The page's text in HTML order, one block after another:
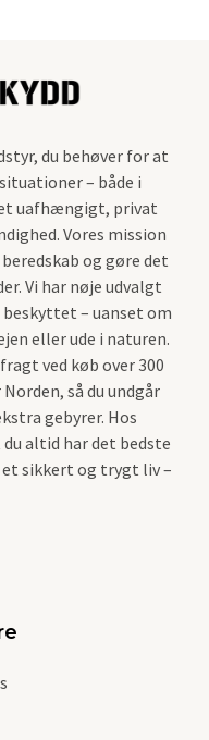
du behøver for at
– både i
et uafhængigt, privat
Vores mission
og gøre det
Vi har nøje udvalgt
– uanset om
eller ude i naturen.
ved køb over 300
så du undgår
gebyrer. Hos
altid har det bedste
et sikkert og trygt liv –